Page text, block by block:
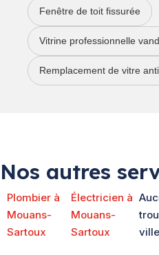
Fenêtre de toit fissurée
Vitrine professionnelle
Remplacement de vitre
Nos autres
Plombier à
Mouans-
Sartoux
Électricien à
Mouans-
Sartoux